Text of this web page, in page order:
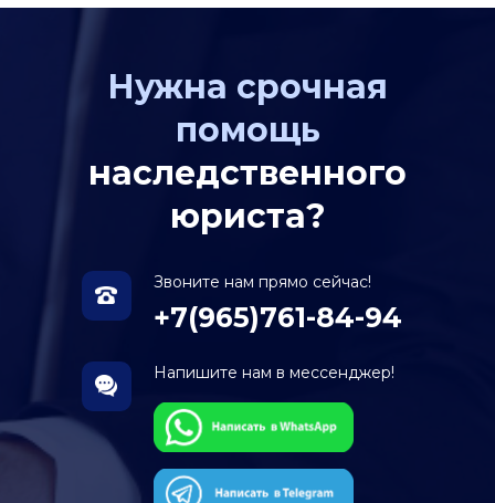
Нужна срочная
помощь
наследственного
юриста?
Звоните нам прямо сейчас!
+7(965)761-84-94
Напишите нам в мессенджер!